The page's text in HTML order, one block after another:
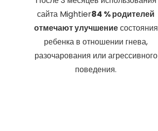
сайта Mightier84 % родителей
отмечают улучшениесостояния
ребенка в отношении гнева,
разочарования или агрессивного
поведения.